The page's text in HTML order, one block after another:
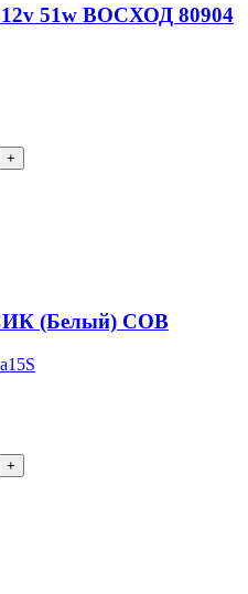
51w ВОСХОД 80904
(Белый) COB